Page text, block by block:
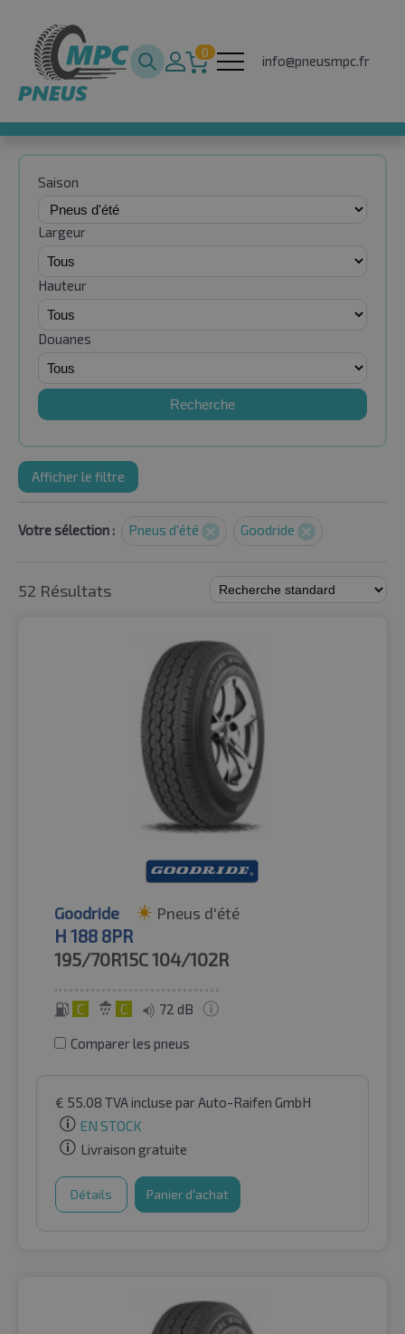
0
info@pneusmpc.fr
Saison
Largeur
Hauteur
Douanes
Recherche
Afficher le filtre
Votre sélection : Pneus d'été Goodride
52 Résultats
Goodride Pneus d'été
H 188 8PR
195/70R15C104/102R
C C 72 dB
Comparer les pneus
€ 55.08 TVA incluse par Auto-Raifen GmbH
EN STOCK
Livraison gratuite
Détails Panier d'achat